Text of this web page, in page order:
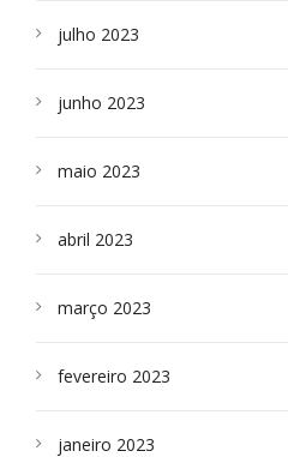
julho 2023
junho 2023
maio 2023
abril 2023
março 2023
fevereiro 2023
janeiro 2023